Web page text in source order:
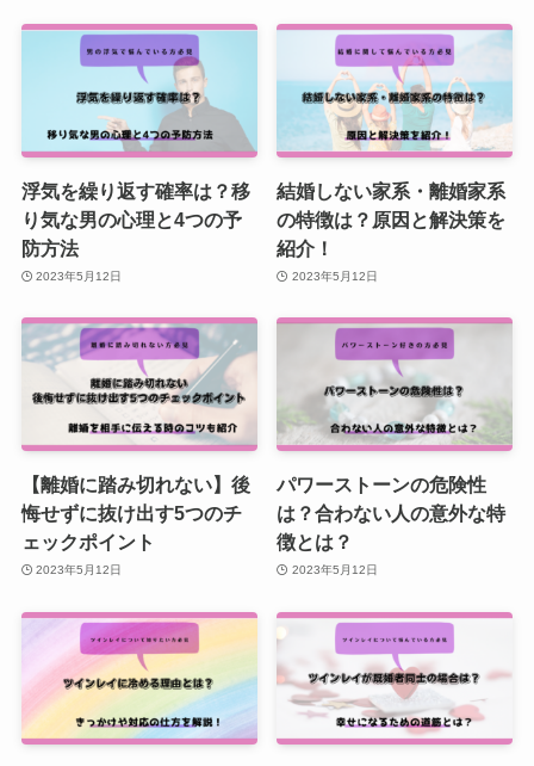
浮気を繰り返す確率は？移
り気な男の心理と4つの予
防方法
2023年5月12日
結婚しない家系・離婚家系
の特徴は？原因と解決策を
紹介！
2023年5月12日
【離婚に踏み切れない】後
悔せずに抜け出す5つのチ
ェックポイント
2023年5月12日
パワーストーンの危険性
は？合わない人の意外な特
徴とは？
2023年5月12日